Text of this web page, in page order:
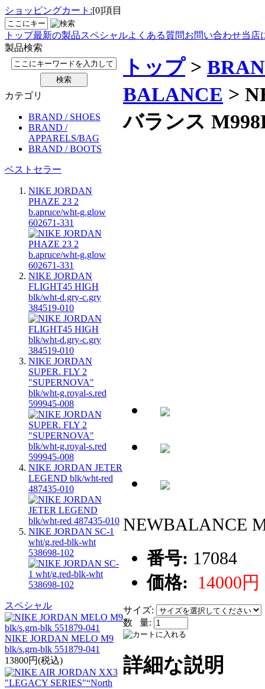
ショッピングカート:[0]項目
トップ最新の製品スペシャルよくある質問お問い合わせ当店
製品検索
カテゴリ
BRAND / SHOES
BRAND /
APPARELS/BAG
BRAND / BOOTS
ベストセラー
NIKE JORDAN
PHAZE 23 2
b.apruce/wht-g.glow
602671-331
NIKE JORDAN
FLIGHT45 HIGH
blk/wht-d.gry-c.gry
384519-010
NIKE JORDAN
SUPER. FLY 2
"SUPERNOVA"
blk/wht-g.royal-s.red
599945-008
NIKE JORDAN JETER
LEGEND blk/wht-red
487435-010
NIKE JORDAN SC-1
wht/g.red-blk-wht
538698-102
スペシャル
NIKE JORDAN MELO M9
blk/s.grn-blk 551879-041
13800円(税込)
トップ>
BALANCE >
バランス
NEWBALANCE
番号: 17084
価格: 14000円
サイズ:
数 量:
詳細な説明